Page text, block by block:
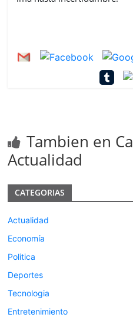
Tambien en
Actualidad
CATEGORIAS
Actualidad
Economía
Politica
Deportes
Tecnologia
Entretenimiento